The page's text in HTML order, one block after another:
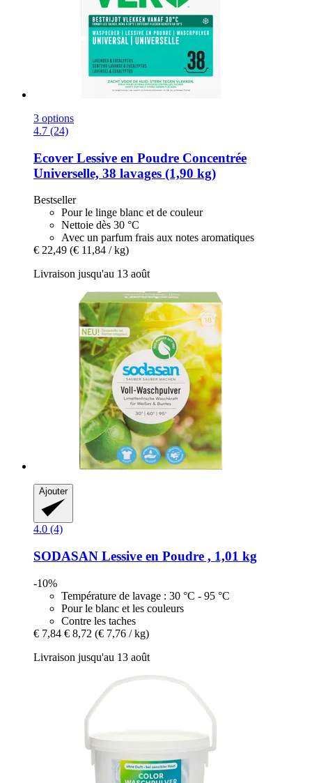
3 options
4.7 (24)
Ecover Lessive en Poudre Concentrée
Universelle, 38 lavages (1,90 kg)
Bestseller
Pour le linge blanc et de couleur
Nettoie dès 30 °C
Avec un parfum frais aux notes aromatiques
€ 22,49 (€ 11,84 / kg)
Livraison jusqu'au 13 août
Ajouter
4.0 (4)
SODASAN Lessive en Poudre , 1,01 kg
-10%
Température de lavage : 30 °C - 95 °C
Pour le blanc et les couleurs
Contre les taches
€ 7,84 € 8,72 (€ 7,76 / kg)
Livraison jusqu'au 13 août